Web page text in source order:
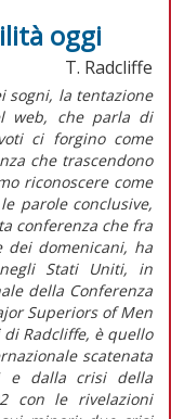
oggi
T. Radcliffe
sogni, la tentazione
web, che parla di
ci forgino come
che trascendono
riconoscere come
parole conclusive,
conferenza che fra
dei domenicani, ha
Stati Uniti, in
della Conferenza
Superiors of Men
Radcliffe, è quello
scatenata
e dalla crisi della
con le rivelazioni